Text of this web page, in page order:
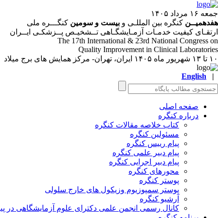
جمعه ۱۶ مرداد ۱۴۰۵
هفدهمیــن کنگره بین المللـی و بیست و سومین کنگـــره ملی
ارتقـای کیفیت خدمـات آزمـایشگـاهی تــشخیـص پــزشکـی ایــران
The 17th International & 23rd National Congress on
Quality Improvement in Clinical Laboratories
۱۰ تا ۱۳ شهریور ماه ۱۴۰۵
ایران، تهران- مرکز همایش های برج میلاد
|
English
صفحه اصلی
درباره کنگره
کتاب خلاصه مقالات کنگره
مسئولین کنگره
پیام رییس کنگره
پیام دبیر علمی کنگره
پیام دبیر اجرایی کنگره
محورهای کنگره
پوستر کنگره
پوستر سمپوزیوم وزیکول های خارج سلولی
آرشیو کنگره
کانال رسمی انجمن علمی دکترای علوم آزمایشگاهی در